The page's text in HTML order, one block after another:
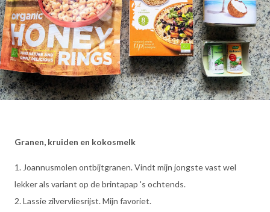
Granen, kruiden en kokosmelk
1. Joannusmolen ontbijtgranen. Vindt mijn jongste vast wel
lekker als variant op de brintapap 's ochtends.
2. Lassie zilvervliesrijst. Mijn favoriet.